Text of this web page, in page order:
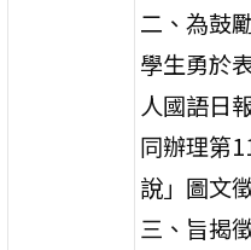
二、為鼓
學生勇於
人國語日
同辦理第
說」圖文
三、旨揭